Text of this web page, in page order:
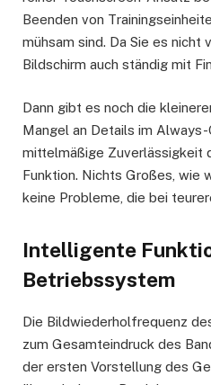
Beenden von
mühsam sind. Da Sie es nicht
Bildschirm auch ständig mit
Dann gibt es noch die
Mangel an Details im Always-
mittelmäßige Zuverlässigkeit
Funktion. Nichts Großes, wie
keine Probleme, die bei
Intelligente
Betriebssystem
Die Bildwiederholfrequenz
zum Gesamteindruck des
der ersten Vorstellung des